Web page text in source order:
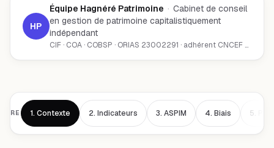
HP
Équipe Hagnéré Patrimoine · Cabinet de conseil
en gestion de patrimoine capitalistiquement
indépendant
CIF · COA · COBSP · ORIAS 23002291 · adhérent CNCEF Patrimoine
1. Contexte 2. Indicateurs 3. ASPIM 4. Biais 5.